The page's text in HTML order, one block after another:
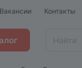
Вакансии Контакты